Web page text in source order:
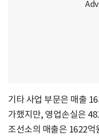
기타 사업 부문은 매출
가했지만, 영업손실은
조선소의 매출은 1622억